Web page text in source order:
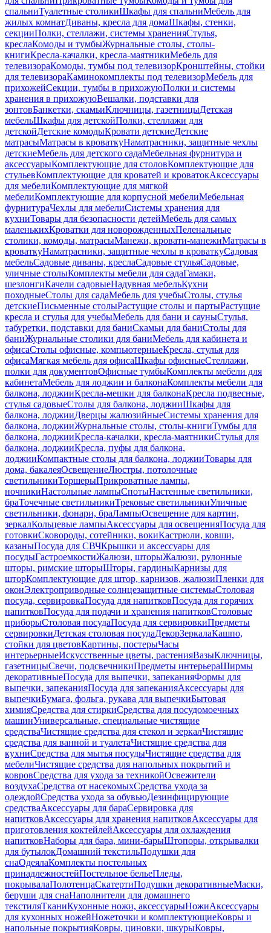
спальниТуалетные столикиШкафы для спальниМебель для
жилых комнатДиваны, кресла для домаШкафы, стенки,
секцииПолки, стеллажи, системы храненияСтулья,
креслаКомоды и тумбыЖурнальные столы, столы-
книгиКресла-качалки, кресла-маятникиМебель для
телевизораКомоды, тумбы под телевизорКронштейны, стойки
для телевизораКаминокомплекты под телевизорМебель для
прихожейСекции, тумбы в прихожуюПолки и системы
хранения в прихожуюВешалки, подставки для
зонтовБанкетки, скамьиКлючницы, газетницыДетская
мебельШкафы для детскойПолки, стеллажи для
детскойДетские комодыКровати детскиеДетские
матрасыМатрасы в кроваткуНаматрасники, защитные чехлы
детскиеМебель для детского садаМебельная фурнитура и
аксессуарыКомплектующие для столовКомплектующие для
стульевКомплектующие для кроватей и кроватокАксессуары
для мебелиКомплектующие для мягкой
мебелиКомплектующие для корпусной мебелиМебельная
фурнитураЧехлы для мебелиСистемы хранения для
кухниТовары для безопасности детейМебель для самых
маленькихКроватки для новорожденныхПеленальные
столики, комоды, матрасыМанежи, кровати-манежиМатрасы в
кроваткуНаматрасники, защитные чехлы в кроваткуСадовая
мебельСадовые диваны, креслаСадовые стульяСадовые,
уличные столыКомплекты мебели для садаГамаки,
шезлонгиКачели садовыеНадувная мебельКухни
походныеСтолы для садаМебель для учебыСтолы, стулья
детскиеПисьменные столыРастущие столы и партыРастущие
кресла и стулья для учебыМебель для бани и сауныСтулья,
табуретки, подставки для баниСкамьи для баниСтолы для
баниЖурнальные столики для баниМебель для кабинета и
офисаСтолы офисные, компьютерныеКресла, стулья для
офисаМягкая мебель для офисаШкафы офисныеСтеллажи,
полки для документовОфисные тумбыКомплекты мебели для
кабинетаМебель для лоджии и балконаКомплекты мебели для
балкона, лоджииКресла-мешки для балконаКресла подвесные,
стулья садовыеСтолы для балкона, лоджииШкафы для
балкона, лоджииДверцы жалюзийныеСистемы хранения для
балкона, лоджииЖурнальные столы, столы-книгиТумбы для
балкона, лоджииКресла-качалки, кресла-маятникиСтулья для
балкона, лоджииКресла, пуфы для балкона,
лоджииКомпактные столы для балкона, лоджииТовары для
дома, бакалеяОсвещениеЛюстры, потолочные
светильникиТоршерыПрикроватные лампы,
ночникиНастольные лампыСпотыНастенные светильники,
браТочечные светильникиТрековые светильникиУличные
светильники, фонари, браЛампыОсвещение для картин,
зеркалКольцевые лампыАксессуары для освещенияПосуда для
готовкиСковороды, сотейники, вокиКастрюли, ковши,
казаныПосуда для СВЧКрышки и аксессуары для
посудыГастроемкостиЖалюзи, шторыЖалюзи, рулонные
шторы, римские шторыШторы, гардиныКарнизы для
шторКомплектующие для штор, карнизов, жалюзиПленки для
оконЭлектроприводные солнцезащитные системыСтоловая
посуда, сервировкаПосуда для напитковПосуда для горячих
напитковПосуда для подачи и хранения напитковСтоловые
приборыСтоловая посудаПосуда для сервировкиПредметы
сервировкиДетская столовая посудаДекорЗеркалаКашпо,
стойки для цветовКартины, постерыЧасы
интерьерныеИскусственные цветы, растенияВазыКлючницы,
газетницыСвечи, подсвечникиПредметы интерьераШирмы
декоративныеПосуда для выпечки, запеканияФормы для
выпечки, запеканияПосуда для запеканияАксессуары для
выпечкиБумага, фольга, рукава для выпечкиБытовая
химияСредства для стиркиСредства для посудомоечных
машинУниверсальные, специальные чистящие
средстваЧистящие средства для стекол и зеркалЧистящие
средства для ванной и туалетаЧистящие средства для
кухниСредства для мытья посудыЧистящие средства для
мебелиЧистящие средства для напольных покрытий и
ковровСредства для ухода за техникойОсвежители
воздухаСредства от насекомыхСредства ухода за
одеждойСредства ухода за обувьюДезинфицирующие
средстваАксессуары для бараСервировка для
напитковАксессуары для хранения напитковАксессуары для
приготовления коктейлейАксессуары для охлаждения
напитковНаборы для бара, мини-барыШтопоры, открывалки
для бутылокДомашний текстильПодушки для
снаОдеялаКомплекты постельных
принадлежностейПостельное бельеПледы,
покрывалаПолотенцаСкатертиПодушки декоративныеМаски,
беруши для снаНаполнители для домашнего
текстиляТканиКухонные ножи, аксессуарыНожиАксессуары
для кухонных ножейНожеточки и комплектующиеКовры и
напольные покрытияКовры, циновки, шкурыКовры,